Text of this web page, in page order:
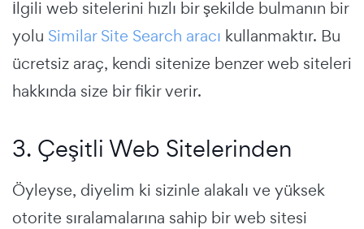
İlgili web sitelerini hızlı bir şekilde bulmanın bir
yolu Similar Site Search aracı kullanmaktır. Bu
ücretsiz araç, kendi sitenize benzer web siteleri
hakkında size bir fikir verir.
3. Çeşitli Web Sitelerinden
Öyleyse, diyelim ki sizinle alakalı ve yüksek
otorite sıralamalarına sahip bir web sitesi